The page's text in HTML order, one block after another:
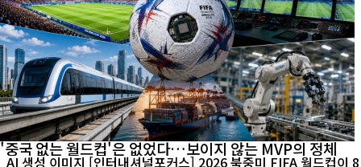
'중국 없는 월드컵'은 없었다…보이지 않는 MVP의 정체